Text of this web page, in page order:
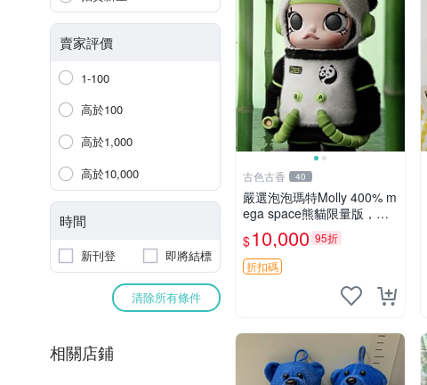
賣家評價
1-100
高於100
高於1,000
高於10,000
時間
新刊登 即將結標
清除所有條件
相關店鋪
古色古香 40
嚴選泡泡瑪特Molly 400% m
ega space熊貓限量版，全
新附原Packaging。拍下即
視頻確認。 泡泡瑪特 Molly
400% 熊貓 新
$10,000 95折
折扣碼